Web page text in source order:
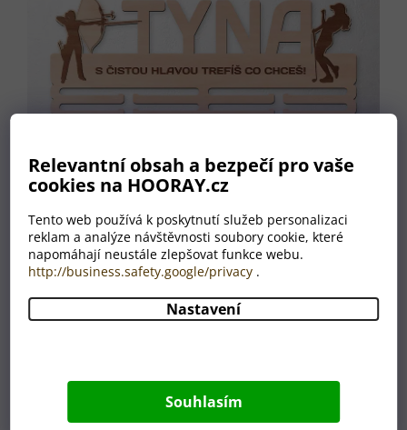
Relevantní obsah a bezpečí pro vaše
cookies na HOORAY.cz
Tento web používá k poskytnutí služeb personalizaci
reklam a analýze návštěvnosti soubory cookie, které
napomáhají neustále zlepšovat funkce webu.
http://business.safety.google/privacy .
Nastavení
Souhlasím